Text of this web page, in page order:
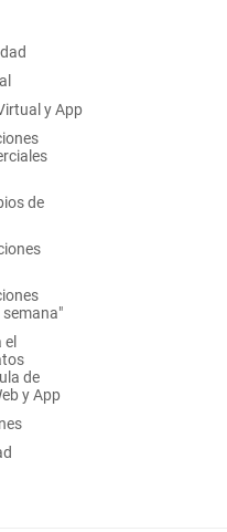
y App
de
semana"
de
y App